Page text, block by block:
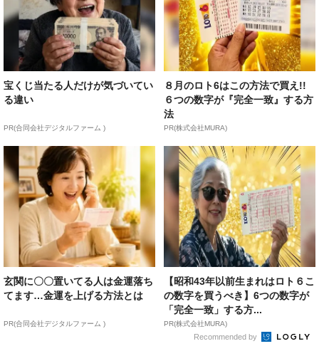
宝くじ当たる人だけが気づいてい
る違い
PR(合同会社デジタルファーム )
８月のロト6はこの方法で買え!!
６つの数字が『完全一致』する方
法
PR(株式会社MURA)
玄関に〇〇置いてる人は金運落ち
てます…金運を上げる方法とは
PR(合同会社デジタルファーム )
【昭和43年以前生まれはロト６こ
の数字を買うべき】6つの数字が
「完全一致」する方...
PR(株式会社MURA)
Recommended by